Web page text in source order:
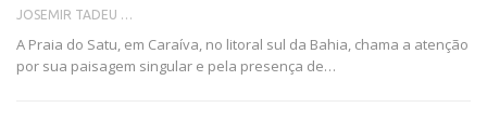
JOSEMIR TADEU FONSECA
A Praia do Satu, em Caraíva, no litoral sul da Bahia, chama a atenção
por sua paisagem singular e pela presença de…